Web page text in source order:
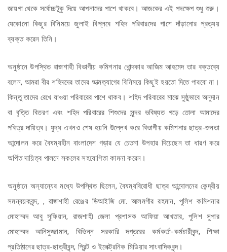
জায়গা থেকে সর্বোচ্চটুকু দিয়ে আপনাদের পাশে থাকবে। আজকের এই পদক্ষেপ শুধু শুরু।
যেকোনো কিছুর বিনিময়ে জুলাই বিপ্লবে শহিদ পরিবারদের পাশে দাঁড়ানোর প্রত্যয়
ব্যক্ত করেন তিনি।
অনুষ্ঠানে উপস্থিত রাজশাহী বিভাগীয় কমিশনার খোন্দকার আজিম আহমেদ তার বক্তব্যে
বলেন, আমরা বীর শহিদদের তাদের আত্মত্যাগের বিনিময়ে কিছুই হয়তো দিতে পারবো না।
কিন্তু তাদের রেখে যাওয়া পরিবারের পাশে থাকব। শহিদ পরিবারের মাঝে সুষ্ঠুভাবে অনুদান
বা বৃত্তি বিতরণ এবং শহিদ পরিবারের শিশুদের সুন্দর ভবিষ্যত গড়ে তোলা আমাদের
পবিত্র দায়িত্ব। যুদ্ধ এখনও শেষ হয়নি উল্লেখ করে বিভাগীয় কমিশনার ছাত্র-জনতা
আন্দোলন করে বৈষম্যহীন বাংলাদেশ গড়ার যে চেতনা উপহার দিয়েছেন তা ধারণ করে
অর্পিত দায়িত্ব পালনে সকলের সহযোগিতা কামনা করেন।
অনুষ্ঠানে অন্যান্যের মধ্যে উপস্থিত ছিলেন, বৈষম্যবিরোধী ছাত্র আন্দোলনের কেন্দ্রীয়
সমন্বয়কবৃন্দ, , রাজশাহী রেঞ্জের ডিআইজি মো. আলমগীর রহমান, পুলিশ কমিশনার
মোহাম্মদ আবু সুফিয়ান, রাজশাহী জেলা প্রশাসক আফিয়া আখতার, পুলিশ সুপার
মোহাম্মদ আনিসুজ্জামান, বিভিন্ন সরকারি দপ্তরের কর্মকর্তা-কর্মচারীবৃন্দ, শিক্ষা
প্রতিষ্ঠানের ছাত্র-ছাত্রীবৃন্দ, প্রিন্ট ও ইলেক্ট্রনিক মিডিয়ার সাংবাদিকবৃন্দ।